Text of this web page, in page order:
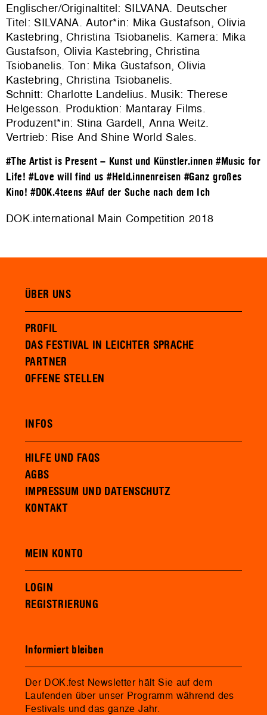
Englischer/Originaltitel: SILVANA. Deutscher
Titel: SILVANA. Autor*in: Mika Gustafson, Olivia
Kastebring, Christina Tsiobanelis. Kamera: Mika
Gustafson, Olivia Kastebring, Christina
Tsiobanelis. Ton: Mika Gustafson, Olivia
Kastebring, Christina Tsiobanelis.
Schnitt: Charlotte Landelius. Musik: Therese
Helgesson. Produktion: Mantaray Films.
Produzent*in: Stina Gardell, Anna Weitz.
Vertrieb: Rise And Shine World Sales.
#The Artist is Present – Kunst und Künstler.innen #Music for
Life! #Love will find us #Held.innenreisen #Ganz großes
Kino! #DOK.4teens #Auf der Suche nach dem Ich
DOK.international Main Competition 2018
ÜBER UNS
PROFIL
DAS FESTIVAL IN LEICHTER SPRACHE
PARTNER
OFFENE STELLEN
INFOS
HILFE UND FAQS
AGBS
IMPRESSUM UND DATENSCHUTZ
KONTAKT
MEIN KONTO
LOGIN
REGISTRIERUNG
Informiert bleiben
Der DOK.fest Newsletter hält Sie auf dem
Laufenden über unser Programm während des
Festivals und das ganze Jahr.